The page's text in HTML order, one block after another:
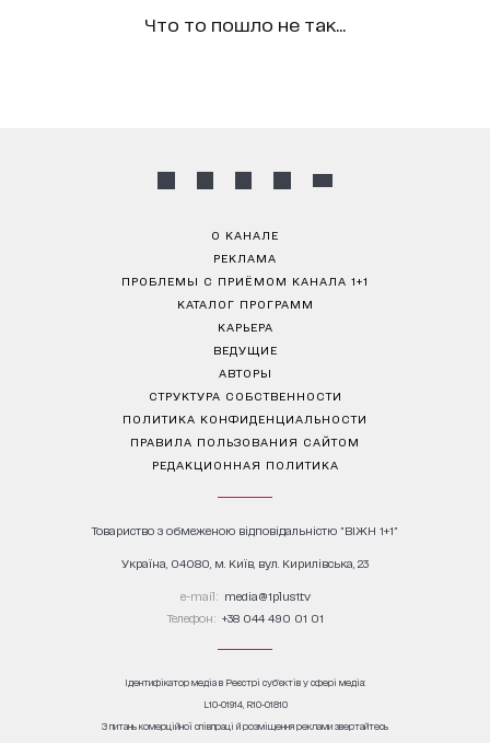
Что то пошло не так...
О КАНАЛЕ
РЕКЛАМА
ПРОБЛЕМЫ С ПРИЁМОМ КАНАЛА 1+1
КАТАЛОГ ПРОГРАММ
КАРЬЕРА
ВЕДУЩИЕ
АВТОРЫ
СТРУКТУРА СОБСТВЕННОСТИ
ПОЛИТИКА КОНФИДЕНЦИАЛЬНОСТИ
ПРАВИЛА ПОЛЬЗОВАНИЯ САЙТОМ
РЕДАКЦИОННАЯ ПОЛИТИКА
Товариство з обмеженою відповідальністю "ВІЖН 1+1"
Україна, 04080, м. Київ, вул. Кирилівська, 23
е-mail: media@1plus1.tv
Телефон: +38 044 490 01 01
Ідентифікатор медіа в Реєстрі суб’єктів у сфері медіа:
L10-01914, R10-01810
З питань комерційної співпраці й розміщення реклами звертайтесь